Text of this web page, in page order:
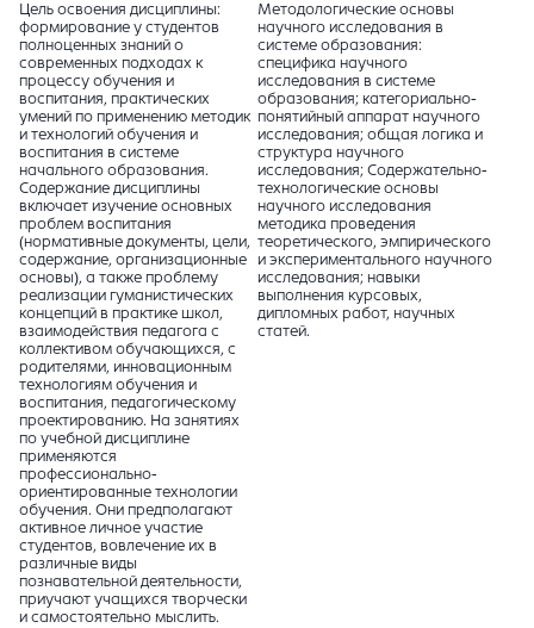
Цель освоения дисциплины:
формирование у студентов
полноценных знаний о
современных подходах к
процессу обучения и
воспитания, практических
умений по применению методик
и технологий обучения и
воспитания в системе
начального образования.
Содержание дисциплины
включает изучение основных
проблем воспитания
(нормативные документы, цели,
содержание, организационные
основы), а также проблему
реализации гуманистических
концепций в практике школ,
взаимодействия педагога с
коллективом обучающихся, с
родителями, инновационным
технологиям обучения и
воспитания, педагогическому
проектированию. На занятиях
по учебной дисциплине
применяются
профессионально-
ориентированные технологии
обучения. Они предполагают
активное личное участие
студентов, вовлечение их в
различные виды
познавательной деятельности,
приучают учащихся творчески
и самостоятельно мыслить.
Методологические основы
научного исследования в
системе образования:
специфика научного
исследования в системе
образования; категориально-
понятийный аппарат научного
исследования; общая логика и
структура научного
исследования; Содержательно-
технологические основы
научного исследования
методика проведения
теоретического, эмпирического
и экспериментального научного
исследования; навыки
выполнения курсовых,
дипломных работ, научных
статей.